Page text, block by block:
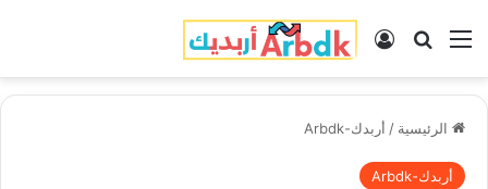
القائمة بحث عنتسجيل الدخول
الرئيسية / أربدك-Arbdk
أربدك-Arbdk